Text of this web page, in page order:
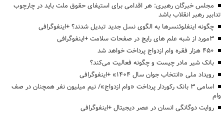
مجلس خبرگان رهبری: هر اقدامی برای استیفای حقوق ملت باید در چارچوب
تدابیر رهبر انقلاب باشد
چگونه اینفلوئنسرها به الگوی نسل جدید تبدیل شدند؟ +اینفوگرافی
3مورد از شبه علم های رایج در صفحات سلامت +اینفوگرافی
۴۵۰ هزار فقره وام ازدواج پرداخت خواهد شد
بانک شیر مادر چیست و چگونه فعالیت می‌کند؟
رویداد ملی «انتخاب جوان سال ۱۴۰۴» +اینفوگرافی
اسامی ۳ بانک رکوردار پرداخت «وام ازدواج»/ نیم میلیون نفر همچنان در صف
وام
روایت دوگانگی انسان در عصر دیجیتال +اینفوگرافی